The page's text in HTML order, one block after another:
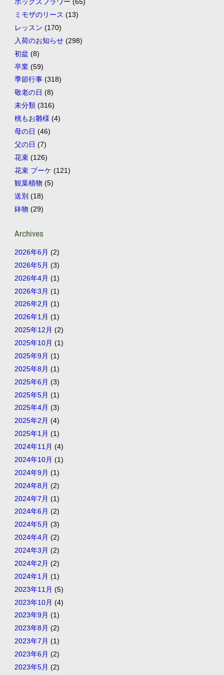
ボックスフラワー (65)
ミモザのリース (13)
レッスン (170)
入荷のお知らせ(298)
初盆 (8)
卒業(59)
季節行事(318)
敬老の日 (8)
未分類(316)
桃もお雛様 (4)
母の日 (46)
父の日 (7)
花束(126)
花束 ブーケ (121)
観葉植物 (5)
送別 (18)
鉢物 (29)
Archives
2026年6月 (2)
2026年5月 (3)
2026年4月 (1)
2026年3月 (1)
2026年2月 (1)
2026年1月 (1)
2025年12月 (2)
2025年10月 (1)
2025年9月 (1)
2025年8月 (1)
2025年6月 (3)
2025年5月 (1)
2025年4月 (3)
2025年2月 (4)
2025年1月 (1)
2024年11月 (4)
2024年10月 (1)
2024年9月 (1)
2024年8月 (2)
2024年7月 (1)
2024年6月 (2)
2024年5月 (3)
2024年4月 (2)
2024年3月 (2)
2024年2月 (2)
2024年1月 (1)
2023年11月 (5)
2023年10月 (4)
2023年9月 (1)
2023年8月 (2)
2023年7月 (1)
2023年6月 (2)
2023年5月 (2)